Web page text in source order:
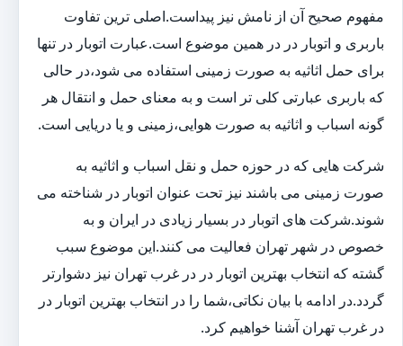
مفهوم صحیح آن از نامش نیز پیداست.اصلی ترین تفاوت
باربری و اتوبار در در همین موضوع است.عبارت اتوبار در تنها
برای حمل اثاثیه به صورت زمینی استفاده می شود،در حالی
که باربری عبارتی کلی تر است و به معنای حمل و انتقال هر
گونه اسباب و اثاثیه به صورت هوایی،زمینی و یا دریایی است.
شرکت هایی که در حوزه حمل و نقل اسباب و اثاثیه به
صورت زمینی می باشند نیز تحت عنوان اتوبار در شناخته می
شوند.شرکت های اتوبار در بسیار زیادی در ایران و به
خصوص در شهر تهران فعالیت می کنند.این موضوع سبب
گشته که انتخاب بهترین اتوبار در در غرب تهران نیز دشوارتر
گردد.در ادامه با بیان نکاتی،شما را در انتخاب بهترین اتوبار در
در غرب تهران آشنا خواهیم کرد.